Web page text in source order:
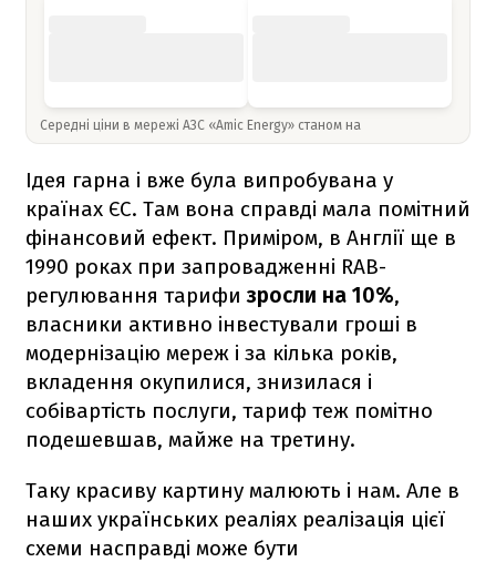
Середні ціни в мережі АЗС «Amic Energy» станом на
Ідея гарна і вже була випробувана у
країнах ЄС. Там вона справді мала помітний
фінансовий ефект. Приміром, в Англії ще в
1990 роках при запровадженні RAB-
регулювання тарифизросли на 10%,
власники активно інвестували гроші в
модернізацію мереж і за кілька років,
вкладення окупилися, знизилася і
собівартість послуги, тариф теж помітно
подешевшав, майже на третину.
Таку красиву картину малюють і нам. Але в
наших українських реаліях реалізація цієї
схеми насправді може бути